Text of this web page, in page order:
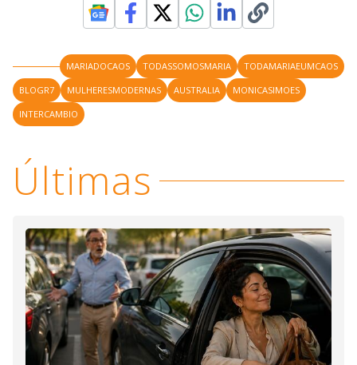
MARIADOCAOS TODASSOMOSMARIA
TODAMARIAEUMCAOS
BLOGR7
MULHERESMODERNAS AUSTRALIA
MONICASIMOES
INTERCAMBIO
Últimas